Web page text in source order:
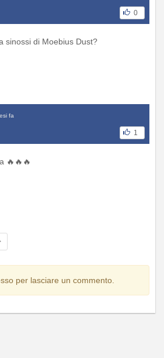
0
sinossi di Moebius Dust?
fa
1
🔥🔥🔥
per lasciare un commento.